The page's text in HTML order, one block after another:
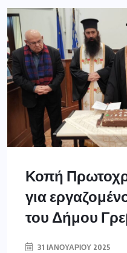
Κοπή
για
του Δήμου
31 ΙΑΝΟΥΑΡΊΟΥ 2025